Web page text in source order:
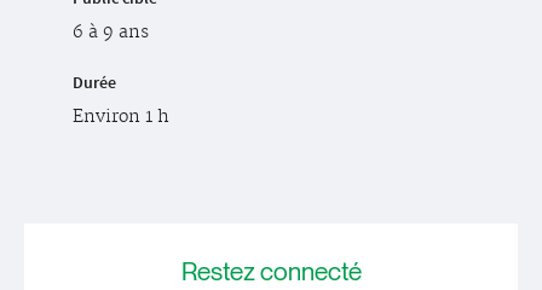
6 à 9 ans
Durée
Environ 1 h
Restezconnecté